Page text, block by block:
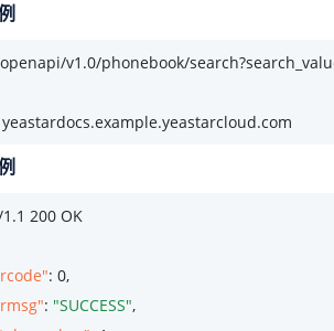
1.1 200 OK
: 0,
: "SUCCESS",